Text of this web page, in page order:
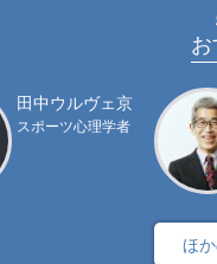
田中ウルヴェ京
スポーツ心理学者
ほ